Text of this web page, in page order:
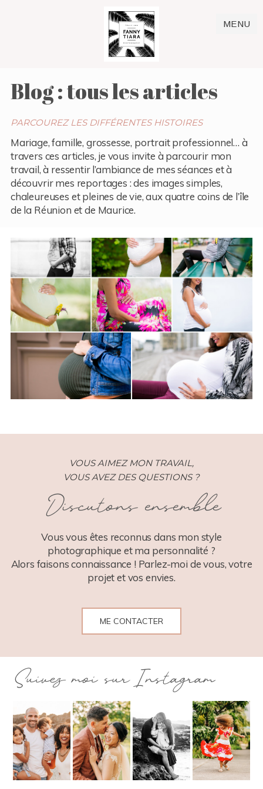
MENU
Blog : tous les articles
PARCOUREZ LES DIFFÉRENTES HISTOIRES
Mariage, famille, grossesse, portrait professionnel… à
travers ces articles, je vous invite à parcourir mon
travail, à ressentir l’ambiance de mes séances et à
découvrir mes reportages : des images simples,
chaleureuses et pleines de vie, aux quatre coins de l’île
de la Réunion et de Maurice.
Grossesse – Estelle – Paris (75)
VOUS AIMEZ MON TRAVAIL,
VOUS AVEZ DES QUESTIONS ?
Discutons ensemble
Vous vous êtes reconnus dans mon style
photographique et ma personnalité ?
Alors faisons connaissance ! Parlez-moi de vous, votre
projet et vos envies.
ME CONTACTER
Suivez moi sur Instagram